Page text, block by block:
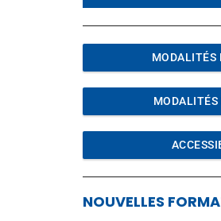
MODALITÉS
MODALITÉS
NOUVELLES